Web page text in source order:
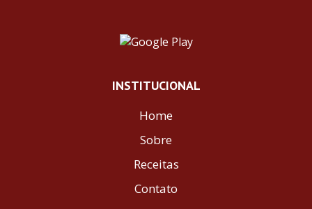
INSTITUCIONAL
Home
Sobre
Receitas
Contato